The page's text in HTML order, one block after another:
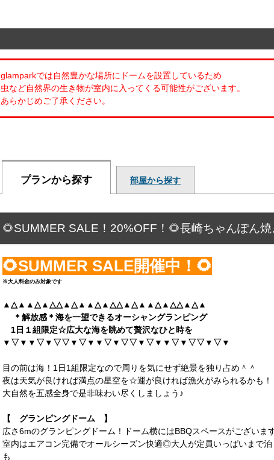
glamparkでは自然豊かな場所にドームを設置しているため
虫など自然界の生き物が室内に入ってくる可能性がございます。
あらかじめご了承ください。
プランから探す 部屋から探す
🌻SUMMER SALE！20%OFF！🌻長崎ちゃんぽん
🌻SUMMER SALE開催中！🌻
※大人料金のみ対象です
▲△▲▲△▲△△▲△▲▲△▲△△▲△▲▲△▲△△▲△▲
＊解放感＊海を一望できるオーシャングランピング
1日１組限定☆広大な海を眺めて贅沢なひと時を
▼▽▼▼▽▼▽▽▼▽▼▼▽▼▽▽▼▽▼▼▽▼▽▽▼▽▼
目の前は海！1日1組限定なので周りを気にせず絶景を独り占め＾＾
夜は天気が良ければ満点の星空を☆運が良ければ漁火がみられるかも！
大自然を五感全身で是非味わい尽くしましょう♪
【 グランピングドーム 】
広さ6mのグランピングドーム！ドーム横にはBBQスペースがございま
室内はエアコン完備でオールシーズン快適◎大人が定員いっぱいまで泊
も